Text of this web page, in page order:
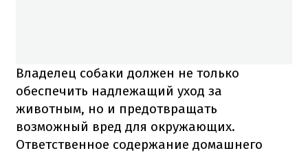
Владелец собаки должен не только
обеспечить надлежащий уход за
животным, но и предотвращать
возможный вред для окружающих.
Ответственное содержание домашнего